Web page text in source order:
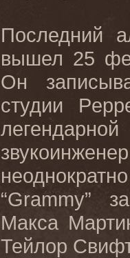
Последний
вышел 25
Он
студии
“Grammy”
Макса
Тейлор